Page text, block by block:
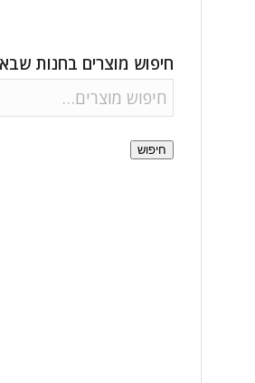
חיפוש מוצרים בחנות
חיפוש